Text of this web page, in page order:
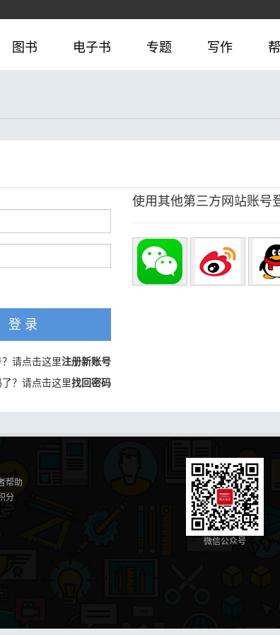
图书 电子书 专题 写作
登 录
请点击这里注册新账号
？请点击这里找回密码
使用其他第三方网站账号
帮助
分
微信公众号